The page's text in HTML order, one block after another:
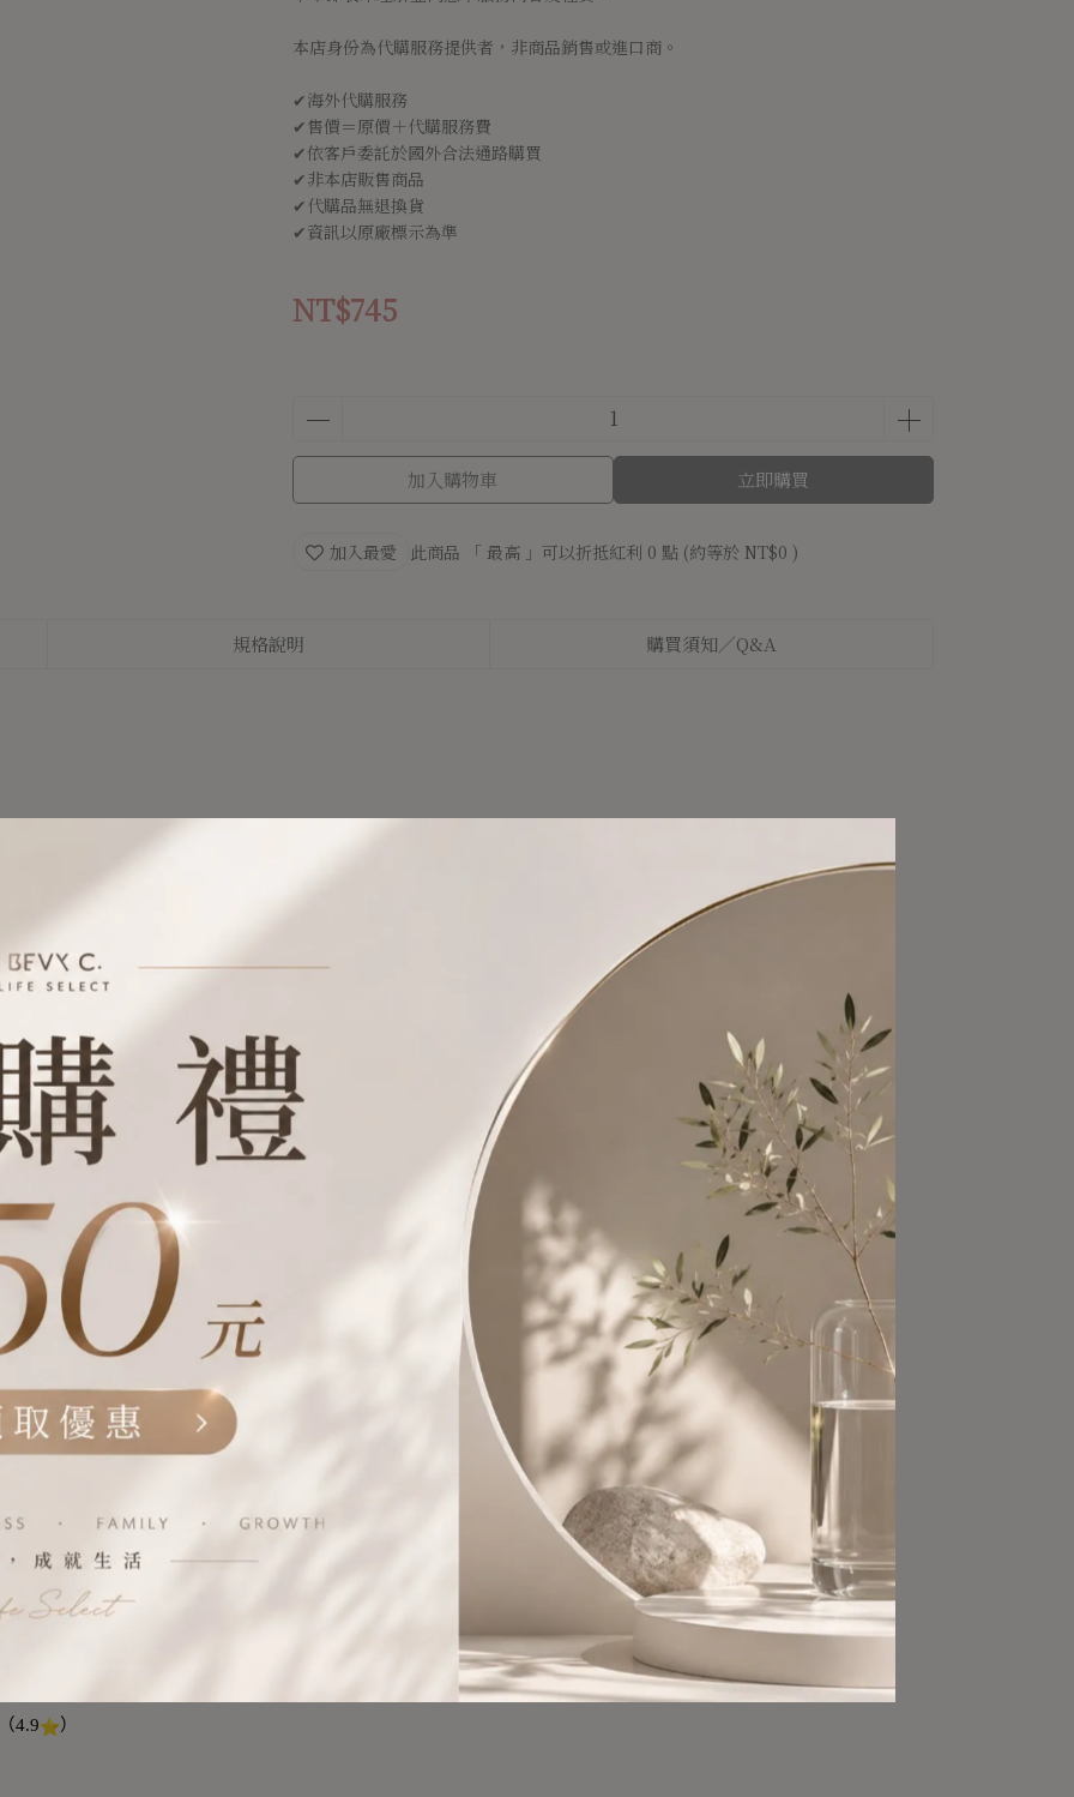
本店身份為代購服務提供者，非商品銷售或進口商。
✔海外代購服務
✔售價＝原價＋代購服務費
✔依客戶委託於國外合法通路購買
✔非本店販售商品
✔代購品無退換貨
✔資訊以原廠標示為準
NT$745
加入購物車 立即購買
加入最愛 此商品 「 最高 」可以折抵紅利 0 點 (約等於 NT$0 )
規格說明 購買須知／Q&A
久。」
4.9 ）